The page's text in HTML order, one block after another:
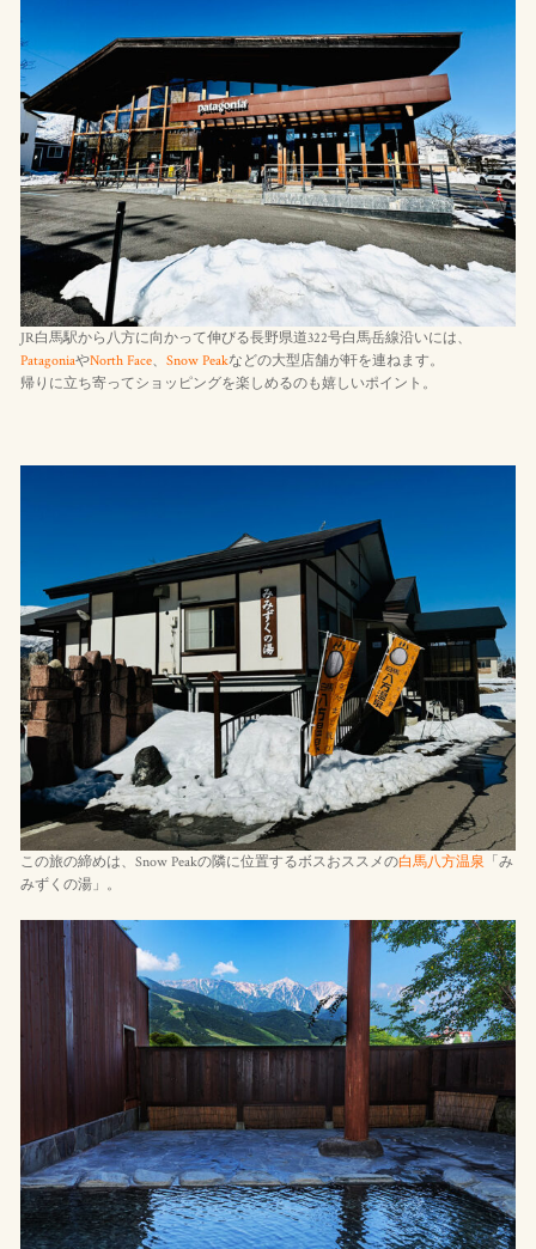
JR白馬駅から八方に向かって伸びる長野県道322号白馬岳線沿いには、
PatagoniaやNorth Face、 Snow Peakなどの大型店舗が軒を連ねます。
帰りに立ち寄ってショッピングを楽しめるのも嬉しいポイント。
この旅の締めは、Snow Peakの隣に位置するボスおススメの白馬八方温泉「み
みずくの湯」。